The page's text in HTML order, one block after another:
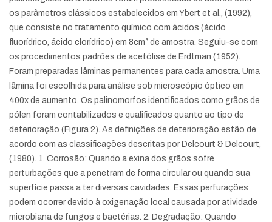
os parâmetros clássicos estabelecidos em Ybert et al., (1992),
que consiste no tratamento químico com ácidos (ácido
fluorídrico, ácido clorídrico) em 8cm³ de amostra. Seguiu-se com
os procedimentos padrões de acetólise de Erdtman (1952).
Foram preparadas lâminas permanentes para cada amostra. Uma
lâmina foi escolhida para análise sob microscópio óptico em
400x de aumento. Os palinomorfos identificados como grãos de
pólen foram contabilizados e qualificados quanto ao tipo de
deterioração (Figura 2). As definições de deterioração estão de
acordo com as classificações descritas por Delcourt & Delcourt,
(1980). 1. Corrosão: Quando a exina dos grãos sofre
perturbações que a penetram de forma circular ou quando sua
superfície passa a ter diversas cavidades. Essas perfurações
podem ocorrer devido à oxigenação local causada por atividade
microbiana de fungos e bactérias. 2. Degradação: Quando